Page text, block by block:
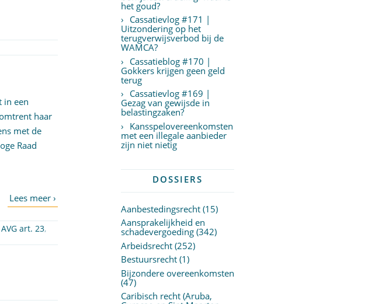
in een
haar
met de
Raad
AVG art. 23,
het goud?
Cassatievlog #171 |
Uitzondering op het
terugverwijsverbod bij de
WAMCA?
Cassatieblog #170 |
Gokkers krijgen geen geld
terug
Cassatievlog #169 |
Gezag van gewijsde in
belastingzaken?
Kansspelovereenkomsten
met een illegale aanbieder
zijn niet nietig
DOSSIERS
Aanbestedingsrecht(15)
Aansprakelijkheid en
schadevergoeding(342)
Arbeidsrecht(252)
Bestuursrecht(1)
Bijzondere overeenkomsten
(47)
Caribisch recht (Aruba,